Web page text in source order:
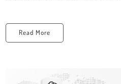
Read More